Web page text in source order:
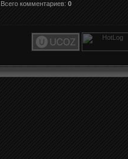
Всего комментариев: 0